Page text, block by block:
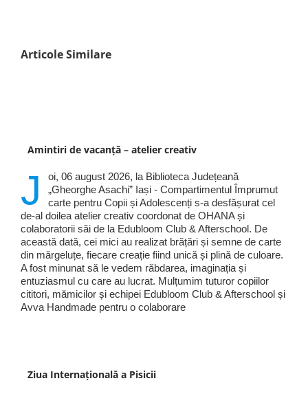
Articole Similare
Amintiri de vacanță – atelier creativ
J
oi, 06 august 2026, la Biblioteca Județeană
„Gheorghe Asachi” Iași - Compartimentul Împrumut
carte pentru Copii și Adolescenți s-a desfășurat cel
de-al doilea atelier creativ coordonat de OHANA și
colaboratorii săi de la Edubloom Club & Afterschool. De
această dată, cei mici au realizat brățări și semne de carte
din mărgeluțe, fiecare creație fiind unică și plină de culoare.
A fost minunat să le vedem răbdarea, imaginația și
entuziasmul cu care au lucrat. Mulțumim tuturor copiilor
cititori, mămicilor și echipei Edubloom Club & Afterschool și
Avva Handmade pentru o colaborare
Ziua Internațională a Pisicii